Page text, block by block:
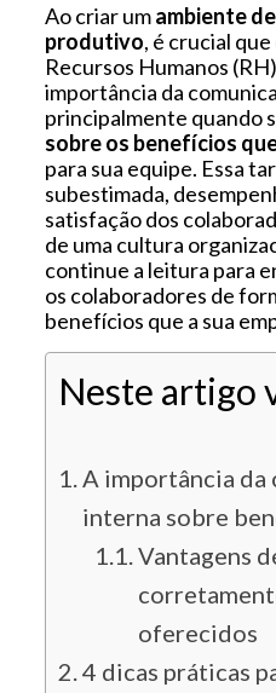
Ao criar umambiente
produtivo, é crucial
Recursos Humanos
importância da
principalmente quando
sobre os benefícios
para sua equipe. Essa
subestimada,
satisfação dos
de uma cultura
continue a leitura para
os colaboradores de
benefícios que a sua
Neste artigo
A importância da
interna sobre
Vantagens
oferecidos
4 dicas práticas